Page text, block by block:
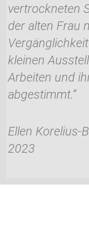
vertrockneten
der alten Frau
kleinen
Arbeiten und
abgestimmt.“
Ellen Korelius-
2023